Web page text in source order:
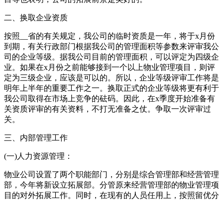
二、换取企业资质
按照__省的有关规定，我公司的临时资质是一年，将于x月份
到期，有关行政部门根据我公司的管理面积等参数来评审我公
司的企业等级。据我公司目前的管理面积，可以评定为四级企
业。如果在x月份之前能够接到一个以上物业管理项目，则评
定为三级企业，应该是可以的。所以，企业等级评审工作将是
明年上半年的重要工作之一。换取正式的企业等级将更有利于
我公司取得在市场上竞争的砝码。因此，在x季度开始准备有
关资质评审的有关资料，不打无准备之仗。争取一次评审过
关。
三、内部管理工作
(一)人力资源管理：
物业公司设置了两个职能部门，分别是综合管理部和经营管理
部，今年将新设立拓展部。分管原来经营管理部的物业管理项
目的对外拓展工作。同时，在现有的人员任用上，按照留优分